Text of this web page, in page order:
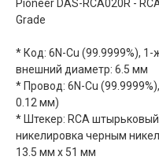
Pioneer DAS-RCA020R -
Grade
* Код: 6N-Cu (99.9999%),
внешний диаметр: 6.5 мм
* Провод: 6N-Cu
0.12 мм)
* Штекер: RCA
никелировка черным
13.5 мм x 51 мм